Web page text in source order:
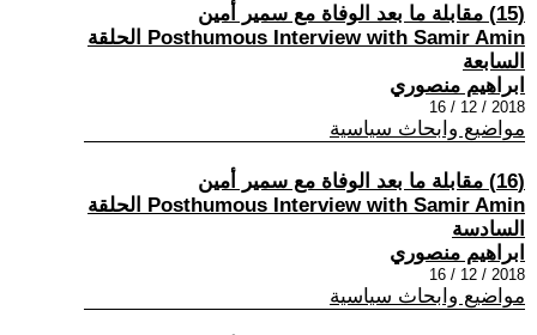
(15) مقابلة ما بعد الوفاة مع سمير أمين
Posthumous Interview with Samir Amin الحلقة
السابعة
ابراهيم منصوري
2018 / 12 / 16
مواضيع وابحاث سياسية
(16) مقابلة ما بعد الوفاة مع سمير أمين
Posthumous Interview with Samir Amin الحلقة
السادسة
ابراهيم منصوري
2018 / 12 / 16
مواضيع وابحاث سياسية